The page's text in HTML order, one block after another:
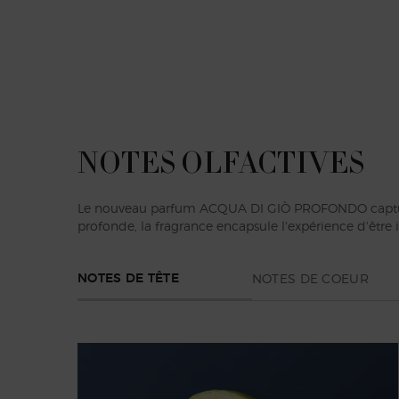
NOTES OLFACTIVES
Le nouveau parfum ACQUA DI GIÒ PROFONDO
profonde, la fragrance encapsule l'expérience d'être
NOTES DE TÊTE NOTES DE COEUR